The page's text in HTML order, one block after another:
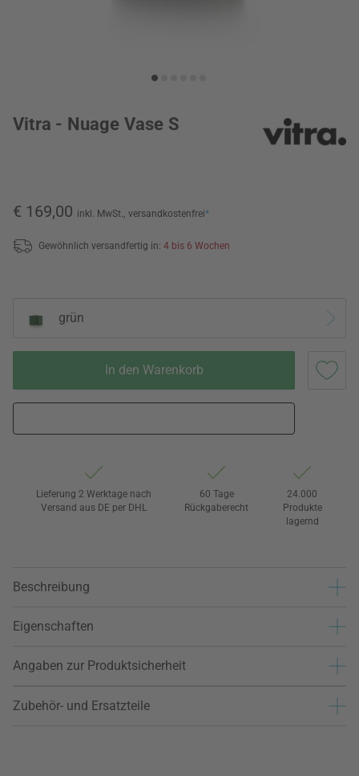
Vitra - Nuage Vase S
€ 169,00 inkl. MwSt., versandkostenfrei*
Gewöhnlich versandfertig in: 4 bis 6 Wochen
grün
In den Warenkorb
Lieferung 2 Werktage nach
Versand aus DE per DHL
60 Tage
Rückgaberecht
24.000
Produkte
lagernd
Beschreibung
Eigenschaften
Angaben zur Produktsicherheit
Zubehör- und Ersatzteile